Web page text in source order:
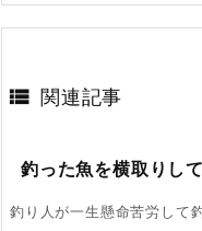
 関連記事
釣った魚を横取りし
釣り人が一生懸命苦労して